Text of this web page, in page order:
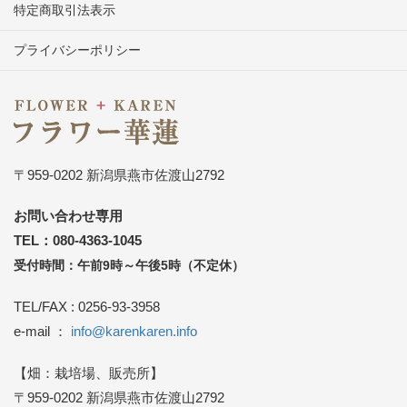
特定商取引法表示
プライバシーポリシー
〒959-0202 新潟県燕市佐渡山2792
お問い合わせ専用
TEL：080-4363-1045
受付時間：午前9時～午後5時（不定休）
TEL/FAX : 0256-93-3958
e-mail ： info@karenkaren.info
【畑：栽培場、販売所】
〒959-0202 新潟県燕市佐渡山2792